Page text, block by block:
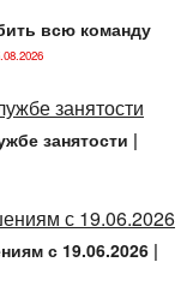
всю команду
занятости |
с 19.06.2026 |